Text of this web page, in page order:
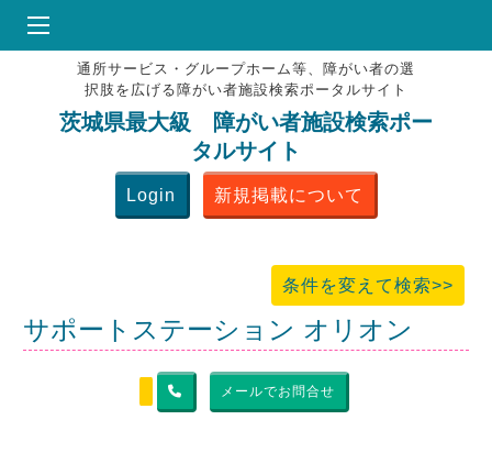
HOME
♥お気にりブックマーク
掲載会員MENU
よくある質問
通所サービス・グループホーム等、障がい者の選
択肢を広げる障がい者施設検索ポータルサイト
茨城県最大級 障がい者施設検索ポー
タルサイト
Login 新規掲載について
条件を変えて検索>>
サポートステーション オリオン
メールでお問合せ